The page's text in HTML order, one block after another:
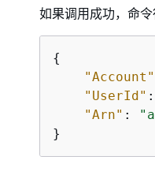
如果调用成功，命令
{
"Account"
"UserId" :
"Arn" :
}